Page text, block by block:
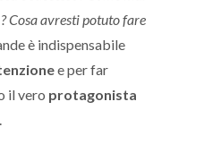
Cosa avresti potuto fare
è indispensabile
e per far
il vero protagonista